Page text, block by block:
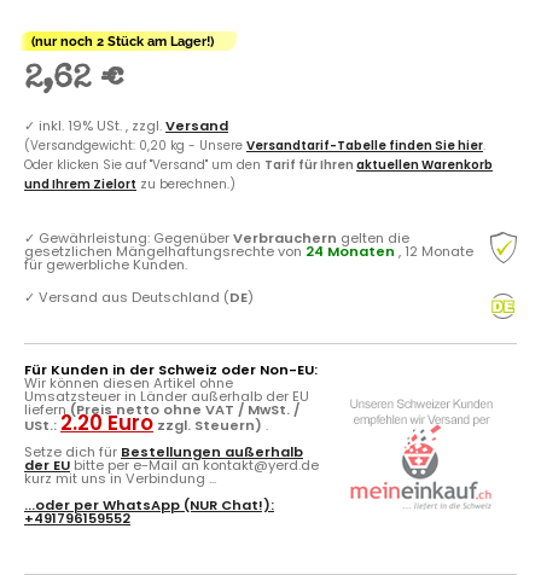
(nur noch 2 Stück am Lager!)
2,62 €
✓ inkl. 19% USt. , zzgl.Versand
(Versandgewicht: 0,20 kg - Unsere Versandtarif-Tabelle finden Sie hier.
Oder klicken Sie auf "Versand" um den Tarif für Ihren aktuellen Warenkorb
und Ihrem Zielort zu berechnen.)
✓ Gewährleistung: GegenüberVerbrauchern gelten die
gesetzlichen Mängelhaftungsrechte von 24 Monaten , 12 Monate
für gewerbliche Kunden.
✓ Versand aus Deutschland (DE)
Für Kunden in der Schweiz oder Non-EU:
Wir können diesen Artikel ohne
Umsatzsteuer in Länder außerhalb der EU
liefern (Preis netto ohne VAT / MwSt. /
USt.: 2.20 Euro zzgl. Steuern) .
Setze dich für Bestellungen außerhalb
der EU bitte per e-Mail an kontakt@yerd.de
kurz mit uns in Verbindung ...
...oder perWhatsApp (NUR Chat!):
+491796159552